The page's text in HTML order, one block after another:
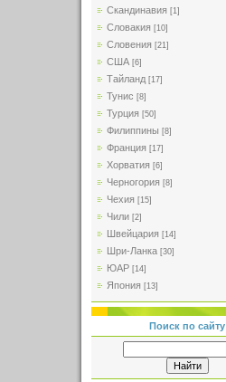
Скандинавия [1]
Словакия [10]
Словения [21]
США [6]
Тайланд [17]
Тунис [8]
Турция [50]
Филиппины [8]
Франция [17]
Хорватия [6]
Черногория [8]
Чехия [15]
Чили [2]
Швейцария [14]
Шри-Ланка [30]
ЮАР [14]
Япония [13]
Поиск по сайту